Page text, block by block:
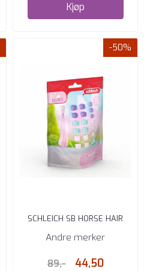
Kjøp
-50%
SCHLEICH SB HORSE HAIR
ACCESSOIRES
Andre merker
89,- 44,50